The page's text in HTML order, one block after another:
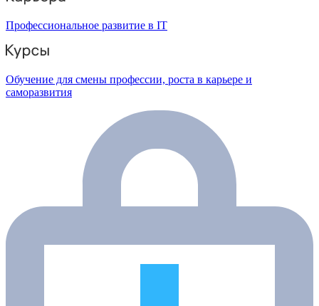
Профессиональное развитие в IT
Обучение для смены профессии, роста в карьере и
саморазвития